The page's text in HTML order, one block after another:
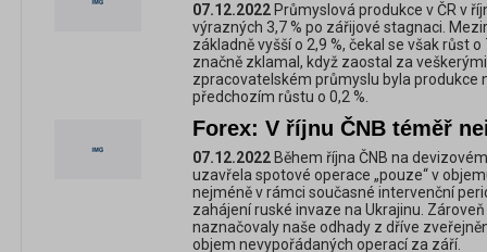
07.12.2022 Průmyslová produkce v ČR v
výrazných 3,7 % po zářijové stagnaci.
základně vyšší o 2,9 %, čekal se však růst
značně zklamal, když zaostal za
zpracovatelském průmyslu byla produkce
předchozím růstu o 0,2 %.
Forex: V říjnu ČNB téměř
07.12.2022 Během října ČNB na
uzavřela spotové operace „pouze“ v
nejméně v rámci současné intervenční
zahájení ruské invaze na Ukrajinu.
naznačovaly naše odhady z dříve
objem nevypořádaných operací za září.